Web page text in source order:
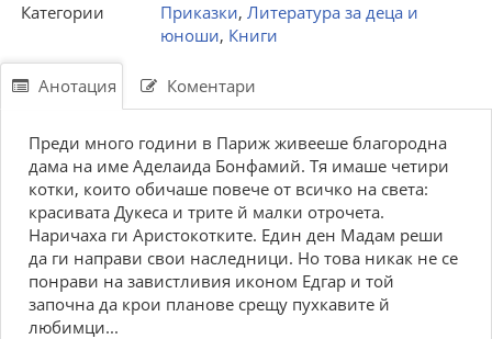
Категории
Приказки, Литература за деца и
юноши, Книги
Анотация Коментари
Преди много години в Париж живееше благородна
дама на име Аделаида Бонфамий. Тя имаше четири
котки, които обичаше повече от всичко на света:
красивата Дукеса и трите й малки отрочета.
Наричаха ги Аристокотките. Един ден Мадам реши
да ги направи свои наследници. Но това никак не се
понрави на завистливия иконом Едгар и той
започна да крои планове срещу пухкавите й
любимци...